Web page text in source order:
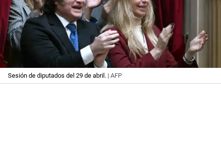
Sesión de diputados del 29 de abril. | AFP